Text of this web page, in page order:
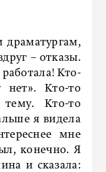
драматургам,
– отказы.
работала! Кто-
нет». Кто-то
Кто-то
я видела
мне
конечно. Я
и сказала: